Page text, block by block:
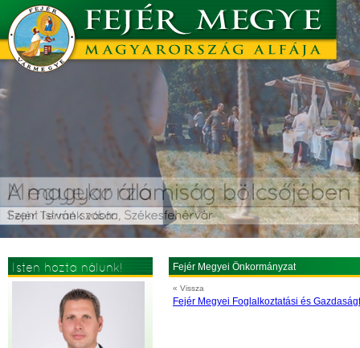
Isten hozta nálunk! Fejér Megyei Önkormányzat
« Vissza
Fejér Megyei Foglalkoztatási és